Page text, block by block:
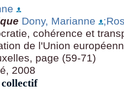
Dony, Marianne
cohérence et
de l'Union
page (59-71)
2008